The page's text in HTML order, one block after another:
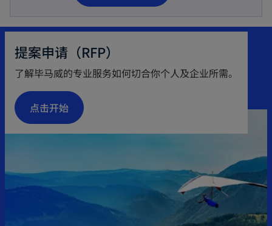
p
e
i
提案申请（RFP）
了解毕马威的专业服务如何切合你个人及企业所需。
点击开始